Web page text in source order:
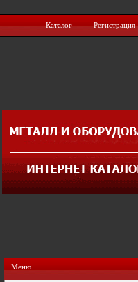
Каталог Регистрация
Меню